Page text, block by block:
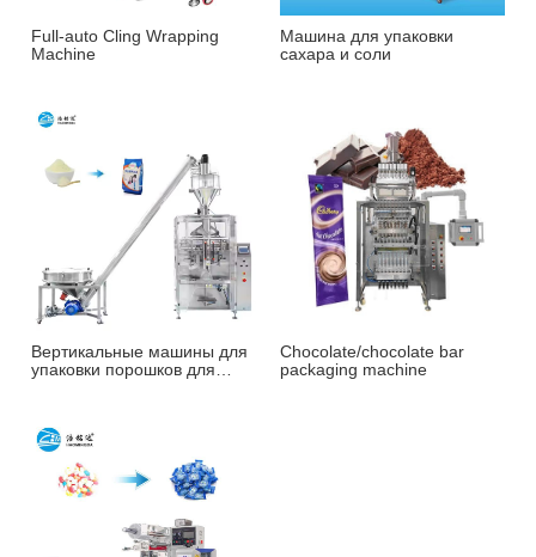
Full-auto Cling Wrapping
Machine
Машина для упаковки
сахара и соли
Вертикальные машины для
упаковки порошков для
Chocolate/chocolate bar
packaging machine